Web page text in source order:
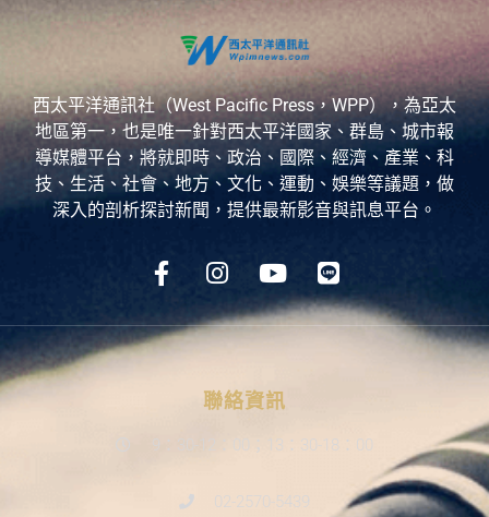
西太平洋通訊社（West Pacific Press，WPP），為亞太
地區第一，也是唯一針對西太平洋國家、群島、城市報
導媒體平台，將就即時、政治、國際、經濟、產業、科
技、生活、社會、地方、文化、運動、娛樂等議題，做
深入的剖析探討新聞，提供最新影音與訊息平台。
聯絡資訊
9：30-12：00；13：30-18：00
02-2570-5439